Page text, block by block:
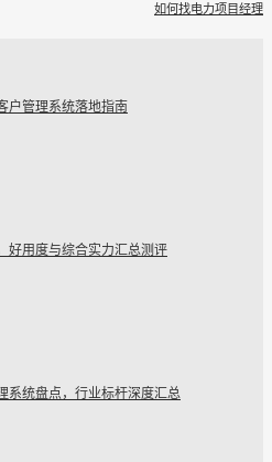
如何找电力项目经理
户管理系统落地指南
好用度与综合实力汇总测评
系统盘点，行业标杆深度汇总